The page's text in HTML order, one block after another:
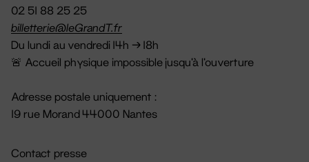
02 51 88 25 25
billetterie@leGrandT.fr
Du lundi au vendredi 14h → 18h
🚨 Accueil physique impossible jusqu'à l'ouverture
Adresse postale uniquement :
19 rue Morand 44000 Nantes
Contact presse